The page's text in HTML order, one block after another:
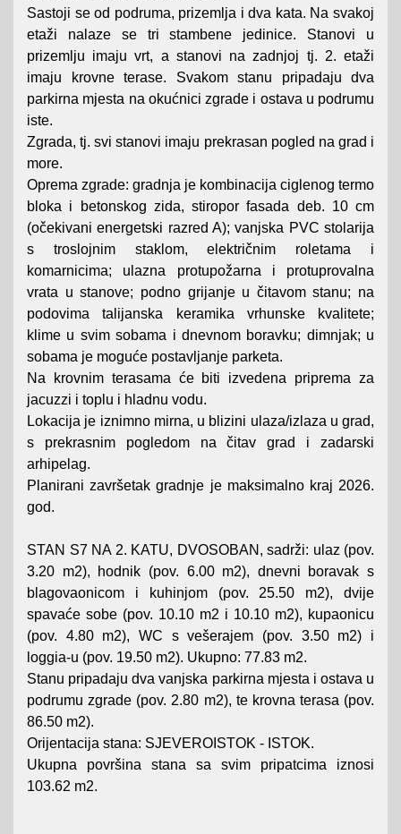
Sastoji se od podruma, prizemlja i dva kata. Na svakoj
etaži nalaze se tri stambene jedinice. Stanovi u
prizemlju imaju vrt, a stanovi na zadnjoj tj. 2. etaži
imaju krovne terase. Svakom stanu pripadaju dva
parkirna mjesta na okućnici zgrade i ostava u podrumu
iste.
Zgrada, tj. svi stanovi imaju prekrasan pogled na grad i
more.
Oprema zgrade: gradnja je kombinacija ciglenog termo
bloka i betonskog zida, stiropor fasada deb. 10 cm
(očekivani energetski razred A); vanjska PVC stolarija
s troslojnim staklom, električnim roletama i
komarnicima; ulazna protupožarna i protuprovalna
vrata u stanove; podno grijanje u čitavom stanu; na
podovima talijanska keramika vrhunske kvalitete;
klime u svim sobama i dnevnom boravku; dimnjak; u
sobama je moguće postavljanje parketa.
Na krovnim terasama će biti izvedena priprema za
jacuzzi i toplu i hladnu vodu.
Lokacija je iznimno mirna, u blizini ulaza/izlaza u grad,
s prekrasnim pogledom na čitav grad i zadarski
arhipelag.
Planirani završetak gradnje je maksimalno kraj 2026.
god.
STAN S7 NA 2. KATU, DVOSOBAN, sadrži: ulaz (pov.
3.20 m2), hodnik (pov. 6.00 m2), dnevni boravak s
blagovaonicom i kuhinjom (pov. 25.50 m2), dvije
spavaće sobe (pov. 10.10 m2 i 10.10 m2), kupaonicu
(pov. 4.80 m2), WC s vešerajem (pov. 3.50 m2) i
loggia-u (pov. 19.50 m2). Ukupno: 77.83 m2.
Stanu pripadaju dva vanjska parkirna mjesta i ostava u
podrumu zgrade (pov. 2.80 m2), te krovna terasa (pov.
86.50 m2).
Orijentacija stana: SJEVEROISTOK - ISTOK.
Ukupna površina stana sa svim pripatcima iznosi
103.62 m2.